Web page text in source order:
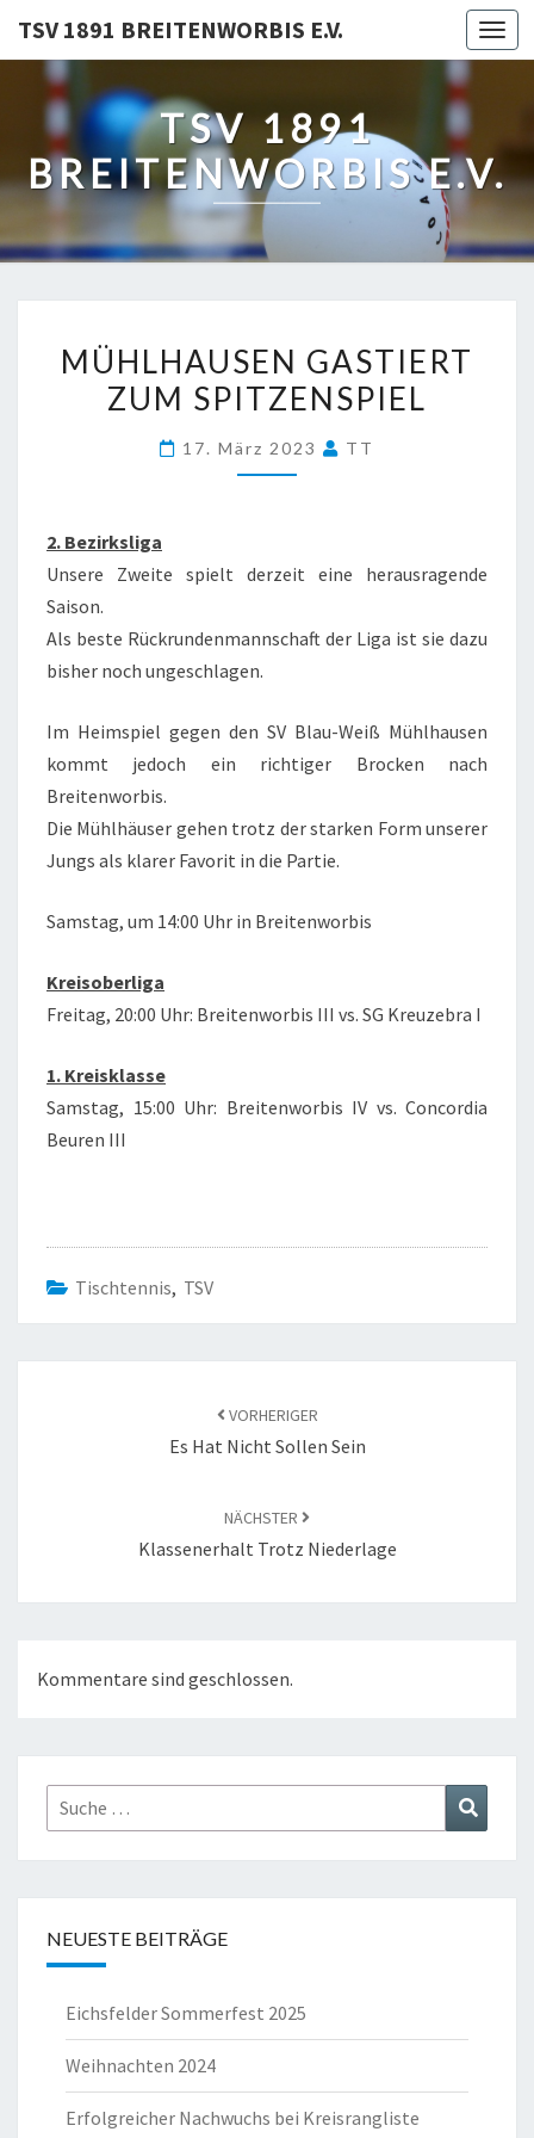
TSV 1891 BREITENWORBIS E.V.
TSV 1891
BREITENWORBIS E.V.
GASTIERT
ZUM
MÜHLHAUSEN GASTIERT
ZUM SPITZENSPIEL
17. März 2023 TT
2. Bezirksliga
Unsere Zweite spielt derzeit eine herausragende
Saison.
Als beste Rückrundenmannschaft der Liga ist sie dazu
bisher noch ungeschlagen.
Im Heimspiel gegen den SV Blau-Weiß Mühlhausen
kommt jedoch ein richtiger Brocken nach
Breitenworbis.
Die Mühlhäuser gehen trotz der starken Form unserer
Jungs als klarer Favorit in die Partie.
Samstag, um 14:00 Uhr in Breitenworbis
Kreisoberliga
Freitag, 20:00 Uhr: Breitenworbis III vs. SG Kreuzebra I
1. Kreisklasse
Samstag, 15:00 Uhr: Breitenworbis IV vs. Concordia
Beuren III
Tischtennis, TSV
VORHERIGER
Es Hat Nicht Sollen Sein
NÄCHSTER
Klassenerhalt Trotz Niederlage
Kommentare sind geschlossen.
Suche
nach:
NEUESTE BEITRÄGE
Eichsfelder Sommerfest 2025
Weihnachten 2024
Erfolgreicher Nachwuchs bei Kreisrangliste